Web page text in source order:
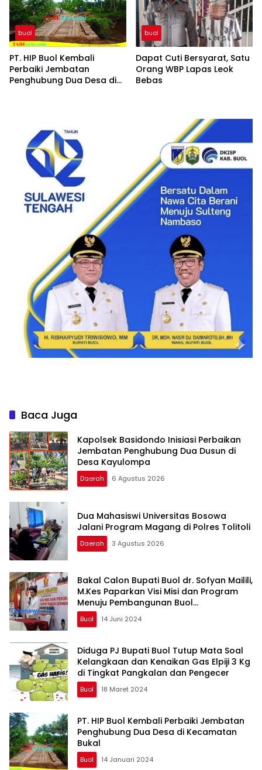
buol
PT. HIP Buol Kembali
Perbaiki Jembatan
Penghubung Dua Desa di
buol
Dapat Cuti Bersyarat, Satu
Orang WBP Lapas Leok
Bebas
Baca Juga
Kapolsek Basidondo Inisiasi Perbaikan
Jembatan Penghubung Dua Dusun di
Desa Kayulompa
Daerah 6 Agustus 2026
Dua Mahasiswi Universitas Bosowa
Jalani Program Magang di Polres Tolitoli
Daerah 3 Agustus 2026
Bakal Calon Bupati Buol dr. Sofyan Mailili,
M.Kes Paparkan Visi Misi dan Program
Menuju Pembangunan Buol
Berkelanjutan
Buol 14 Juni 2024
Diduga PJ Bupati Buol Tutup Mata Soal
Kelangkaan dan Kenaikan Gas Elpiji 3 Kg
di Tingkat Pangkalan dan Pengecer
Buol 18 Maret 2024
PT. HIP Buol Kembali Perbaiki Jembatan
Penghubung Dua Desa di Kecamatan
Bukal
Buol 14 Januari 2024